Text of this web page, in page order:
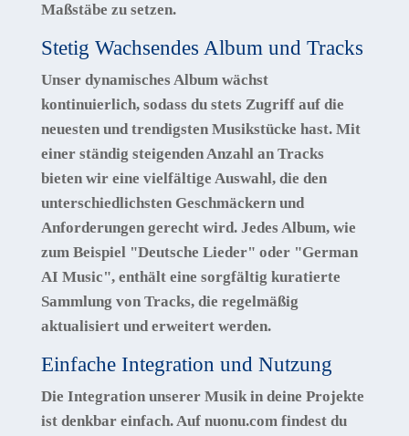
Maßstäbe zu setzen.
Stetig Wachsendes Album und Tracks
Unser dynamisches Album wächst
kontinuierlich, sodass du stets Zugriff auf die
neuesten und trendigsten Musikstücke hast. Mit
einer ständig steigenden Anzahl an Tracks
bieten wir eine vielfältige Auswahl, die den
unterschiedlichsten Geschmäckern und
Anforderungen gerecht wird. Jedes Album, wie
zum Beispiel "Deutsche Lieder" oder "German
AI Music", enthält eine sorgfältig kuratierte
Sammlung von Tracks, die regelmäßig
aktualisiert und erweitert werden.
Einfache Integration und Nutzung
Die Integration unserer Musik in deine Projekte
ist denkbar einfach. Auf nuonu.com findest du